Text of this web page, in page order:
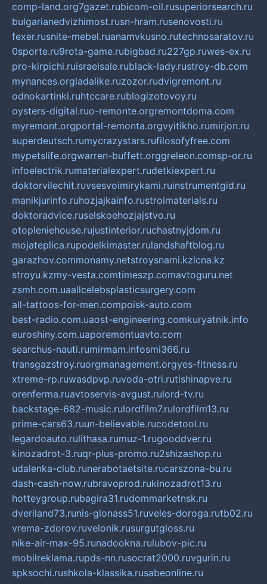
comp-land.org7gazet.rubicom-oil.rusuperiorsearch.ru
bulgarianedvizhimost.rusn-hram.rusenovosti.ru
fexer.rusnite-mebel.ruanamvkusno.rutechnosaratov.ru
0sporte.ru9rota-game.rubigbad.ru227gp.ruwes-ex.ru
pro-kirpichi.ruisraelsale.rublack-lady.rustroy-db.com
mynances.orgladalike.ruzozor.rudvigremont.ru
odnokartinki.ruhtccare.rublogizotovoy.ru
oysters-digital.ruo-remonte.orgremontdoma.com
myremont.orgportal-remonta.orgvyitikho.rumirjon.ru
superdeutsch.rumycrazystars.rufilosofyfree.com
mypetslife.orgwarren-buffett.orggreleon.comsp-or.ru
infoelectrik.rumaterialexpert.rudetkiexpert.ru
doktorvilechit.ruvsesvoimirykami.ruinstrumentgid.ru
manikjurinfo.ruhozjajkainfo.rustroimaterials.ru
doktoradvice.ruselskoehozjajstvo.ru
otopleniehouse.rujustinterior.ruchastnyjdom.ru
mojateplica.rupodelkimaster.rulandshaftblog.ru
garazhov.commonamy.netstroysnami.kzlcna.kz
stroyu.kzmy-vesta.comtimeszp.comavtoguru.net
zsmh.com.uaallcelebsplasticsurgery.com
all-tattoos-for-men.compoisk-auto.com
best-radio.com.uaost-engineering.comkuryatnik.info
euroshiny.com.uaporemontuavto.com
searchus-nauti.rumirmam.infosmi366.ru
transgazstroy.ruorgmanagement.orgyes-fitness.ru
xtreme-rp.ruwasdpvp.ruvoda-otri.rutishinapve.ru
orenferma.ruavtoservis-avgust.rulord-tv.ru
backstage-682-music.rulordfilm7.rulordfilm13.ru
prime-cars63.ruun-believable.rucodetool.ru
legardoauto.rulithasa.rumuz-1.rugooddver.ru
kinozadrot-3.ruqr-plus-promo.ru2shizashop.ru
udalenka-club.runerabotaetsite.rucarszona-bu.ru
dash-cash-now.rubravoprod.rukinozadrot13.ru
hotteygroup.rubagira31.rudommarketnsk.ru
dveriland73.runis-glonass51.ruveles-doroga.rutb02.ru
vrema-zdorov.ruvelonik.rusurgutgloss.ru
nike-air-max-95.runadookna.rulubov-pic.ru
mobilreklama.rupds-nn.rusocrat2000.ruvgurin.ru
spksochi.rushkola-klassika.rusabeonline.ru